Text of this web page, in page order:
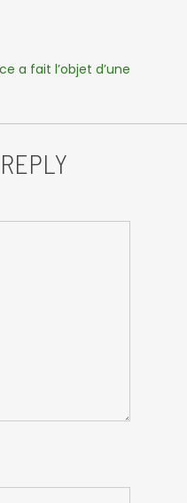
a fait l’objet d’une